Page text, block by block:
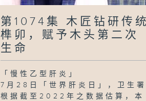
第1074集 木匠钻研传统
榫卯，赋予木头第二次
生命
「慢性乙型肝炎」
7月28日「世界肝炎日」，卫生署
根据截至2022年之数据估算，本